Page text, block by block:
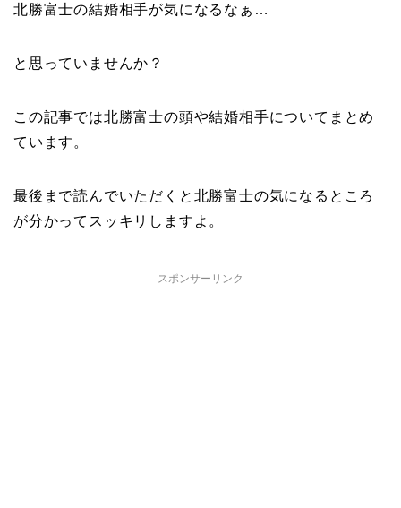
北勝富士の結婚相手が気になるなぁ…
と思っていませんか？
この記事では北勝富士の頭や結婚相手についてまとめ
ています。
最後まで読んでいただくと北勝富士の気になるところ
が分かってスッキリしますよ。
スポンサーリンク